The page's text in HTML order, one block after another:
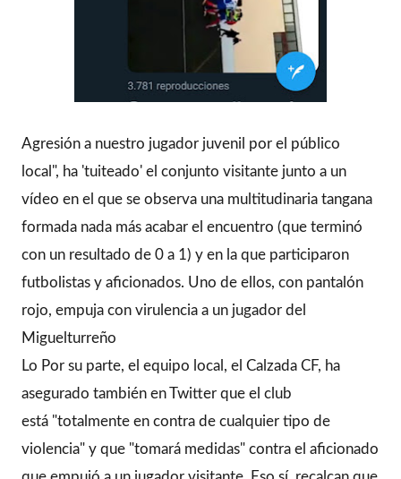
Agresión a nuestro jugador juvenil por el público
local", ha 'tuiteado' el conjunto visitante junto a un
vídeo en el que se observa una multitudinaria tangana
formada nada más acabar el encuentro (que terminó
con un resultado de 0 a 1) y en la que participaron
futbolistas y aficionados. Uno de ellos, con pantalón
rojo, empuja con virulencia a un jugador del
Miguelturreño
Lo Por su parte, el equipo local, el Calzada CF, ha
asegurado también en Twitter que el club
está "totalmente en contra de cualquier tipo de
violencia" y que "tomará medidas" contra el aficionado